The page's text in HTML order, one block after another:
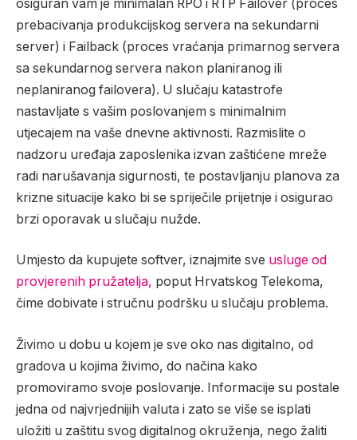
osiguran vam je minimalan RPO i RTP Failover (proces
prebacivanja produkcijskog servera na sekundarni
server) i Failback (proces vraćanja primarnog servera
sa sekundarnog servera nakon planiranog ili
neplaniranog failovera). U slučaju katastrofe
nastavljate s vašim poslovanjem s minimalnim
utjecajem na vaše dnevne aktivnosti. Razmislite o
nadzoru uređaja zaposlenika izvan zaštićene mreže
radi narušavanja sigurnosti, te postavljanju planova za
krizne situacije kako bi se spriječile prijetnje i osigurao
brzi oporavak u slučaju nužde.
Umjesto da kupujete softver, iznajmite sve usluge od
provjerenih pružatelja, poput Hrvatskog Telekoma,
čime dobivate i stručnu podršku u slučaju problema.
Živimo u dobu u kojem je sve oko nas digitalno, od
gradova u kojima živimo, do načina kako
promoviramo svoje poslovanje. Informacije su postale
jedna od najvrjednijih valuta i zato se više se isplati
uložiti u zaštitu svog digitalnog okruženja, nego žaliti